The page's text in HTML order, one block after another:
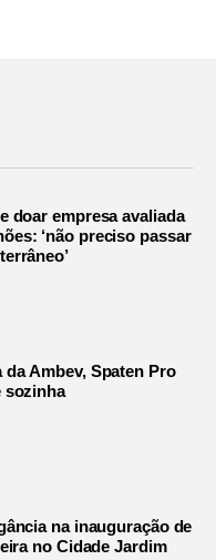
doar empresa avaliada
‘não preciso passar
Ambev, Spaten Pro
sozinha
na inauguração de
no Cidade Jardim